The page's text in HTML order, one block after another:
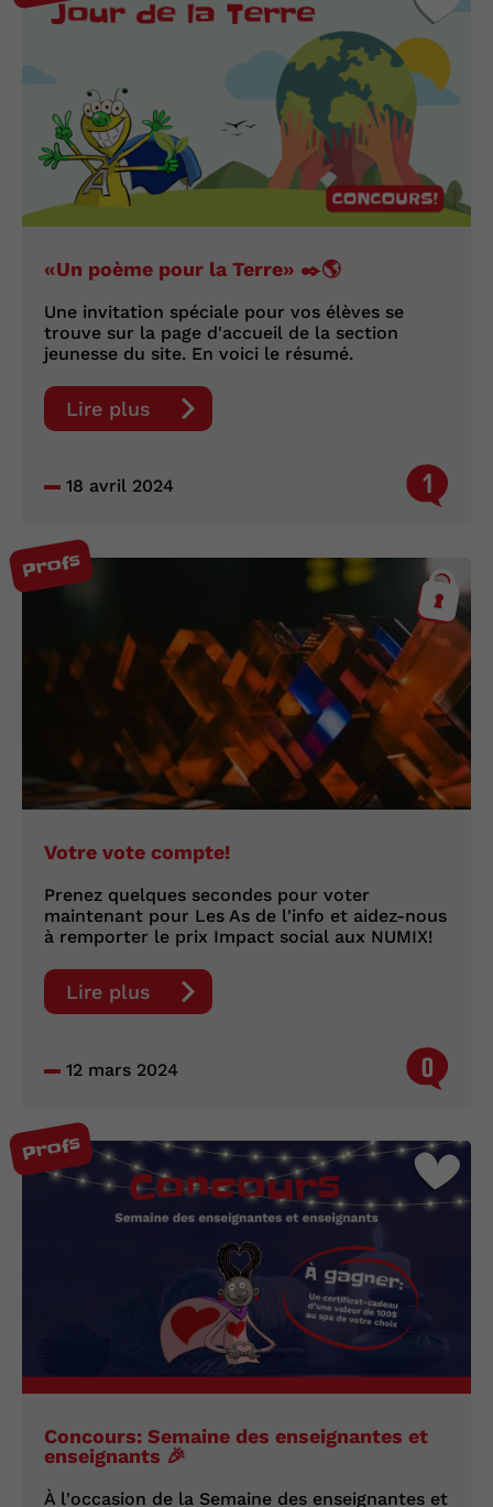
«Un poème pour la Terre» ✒️🌎
Une invitation spéciale pour vos élèves se
trouve sur la page d'accueil de la section
jeunesse du site. En voici le résumé.
Lire plus
18 avril 2024 1
Profs
Votre vote compte!
Prenez quelques secondes pour voter
maintenant pour Les As de l'info et aidez-nous
à remporter le prix Impact social aux NUMIX!
Lire plus
12 mars 2024 0
Profs
Concours: Semaine des enseignantes et
enseignants 🎉
À l'occasion de la Semaine des enseignantes et